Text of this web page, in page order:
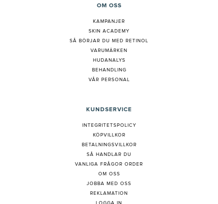
OM OSS
KAMPANJER
SKIN ACADEMY
SÅ BÖRJAR DU MED RETINOL
VARUMÄRKEN
HUDANALYS
BEHANDLING
VÅR PERSONAL
KUNDSERVICE
INTEGRITETSPOLICY
KÖPVILLKOR
BETALNINGSVILLKOR
SÅ HANDLAR DU
VANLIGA FRÅGOR ORDER
OM OSS
JOBBA MED OSS
REKLAMATION